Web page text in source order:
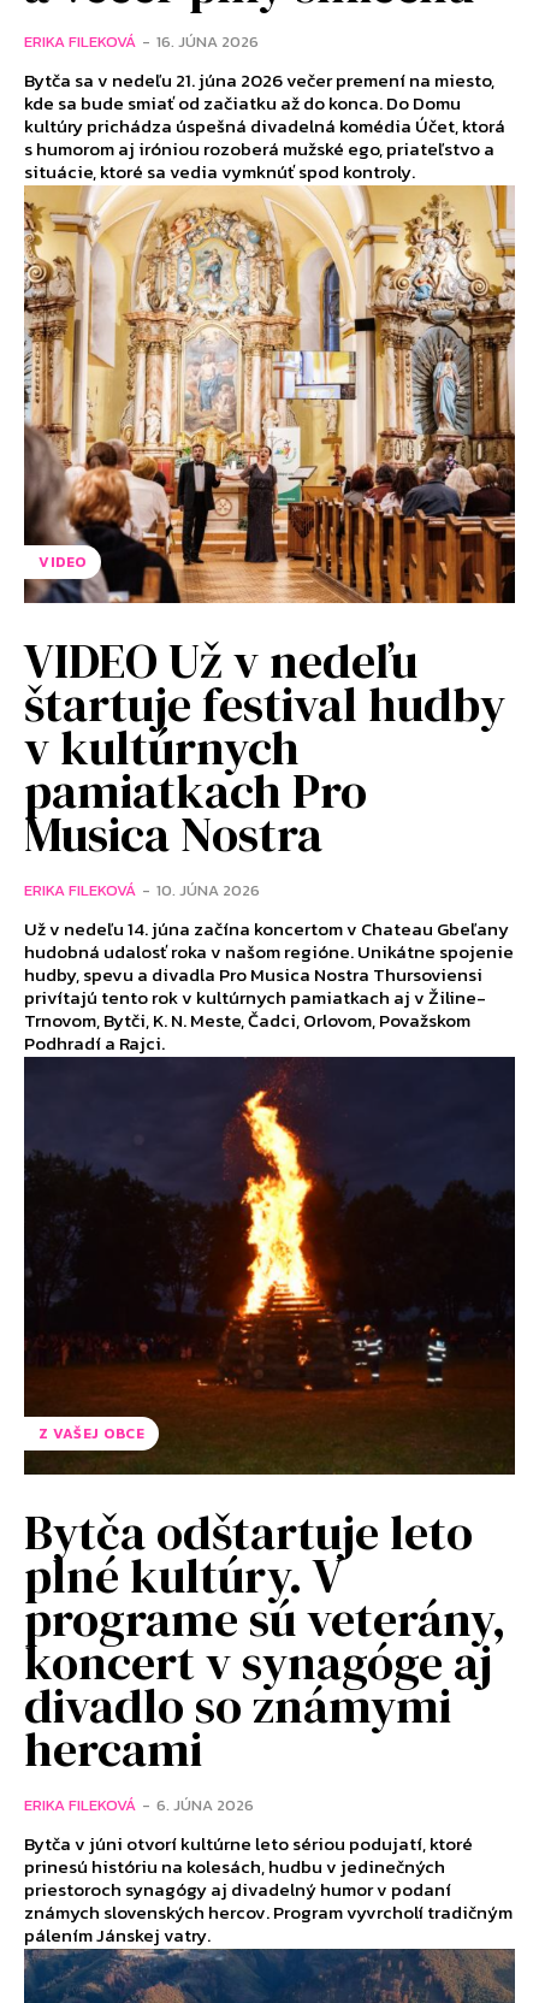
ERIKA FILEKOVÁ - 16. JÚNA 2026
Bytča sa v nedeľu 21. júna 2026 večer premení na miesto,
kde sa bude smiať od začiatku až do konca. Do Domu
kultúry prichádza úspešná divadelná komédia Účet, ktorá
s humorom aj iróniou rozoberá mužské ego, priateľstvo a
situácie, ktoré sa vedia vymknúť spod kontroly.
VIDEO
VIDEO Už v nedeľu
štartuje festival hudby
v kultúrnych
pamiatkach Pro
Musica Nostra
ERIKA FILEKOVÁ - 10. JÚNA 2026
Už v nedeľu 14. júna začína koncertom v Chateau Gbeľany
hudobná udalosť roka v našom regióne. Unikátne spojenie
hudby, spevu a divadla Pro Musica Nostra Thursoviensi
privítajú tento rok v kultúrnych pamiatkach aj v Žiline-
Trnovom, Bytči, K. N. Meste, Čadci, Orlovom, Považskom
Podhradí a Rajci.
Z VAŠEJ OBCE
Bytča odštartuje leto
plné kultúry. V
programe sú veterány,
koncert v synagóge aj
divadlo so známymi
hercami
ERIKA FILEKOVÁ - 6. JÚNA 2026
Bytča v júni otvorí kultúrne leto sériou podujatí, ktoré
prinesú históriu na kolesách, hudbu v jedinečných
priestoroch synagógy aj divadelný humor v podaní
známych slovenských hercov. Program vyvrcholí tradičným
pálením Jánskej vatry.